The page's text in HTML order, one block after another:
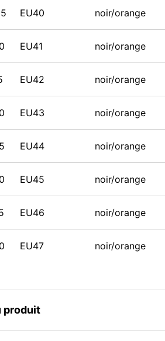
EU40 noir/orange
EU41 noir/orange
EU42 noir/orange
EU43 noir/orange
EU44 noir/orange
EU45 noir/orange
EU46 noir/orange
EU47 noir/orange
produit